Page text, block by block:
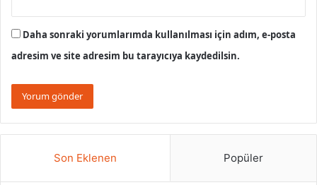
Daha sonraki yorumlarımda kullanılması için adım, e-posta
adresim ve site adresim bu tarayıcıya kaydedilsin.
Son Eklenen Popüler